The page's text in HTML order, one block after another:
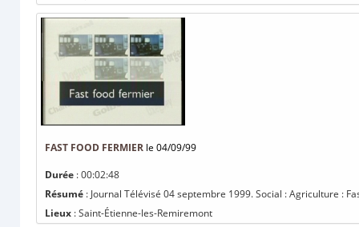
FAST FOOD FERMIER le 04/09/99
Durée : 00:02:48
Résumé : Journal Télévisé 04 septembre 1999. Social : Agriculture :
Lieux : Saint-Étienne-les-Remiremont